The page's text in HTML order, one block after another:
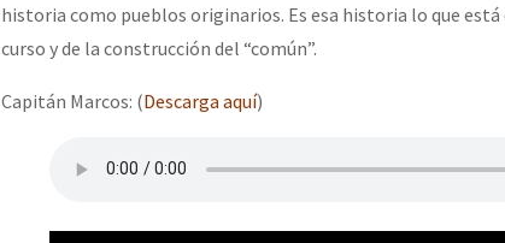
historia como pueblos originarios. Es esa historia lo que está
curso y de la construcción del “común”.
Capitán Marcos: (Descarga aquí)